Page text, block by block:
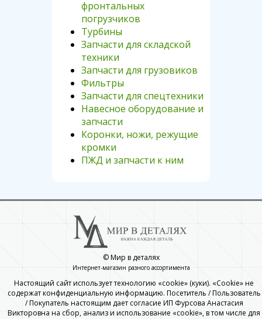
фронтальных
погрузчиков
Турбины
Запчасти для складской
техники
Запчасти для грузовиков
Фильтры
Запчасти для спецтехники
Навесное оборудование и
запчасти
Коронки, ножи, режущие
кромки
ПЖД и запчасти к ним
© Мир в деталях
Интернет-магазин разного ассортимента
Настоящий сайт использует технологию «cookie» (куки). «Cookie» не
содержат конфиденциальную информацию. Посетитель / Пользователь
/ Покупатель настоящим дает согласие ИП Фурсова Анастасия
Викторовна на сбор, анализ и использование «cookie», в том числе для